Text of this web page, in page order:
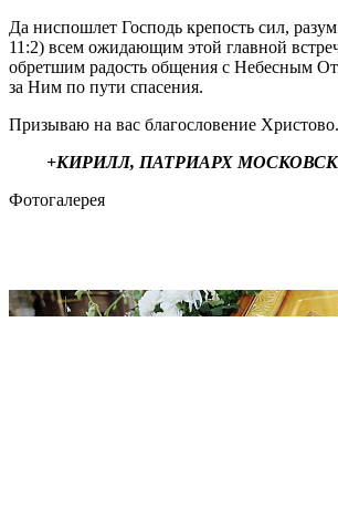
Да ниспошлет Господь крепость сил,
11:2) всем ожидающим этой главной
обретшим радость общения с Небесным
за Ним по пути спасения.
Призываю на вас благословение Христово.
+КИРИЛЛ, ПАТРИАРХ
Фотогалерея